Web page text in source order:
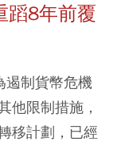
蹈8年前覆
遏制貨幣危機
他限制措施，
移計劃，已經